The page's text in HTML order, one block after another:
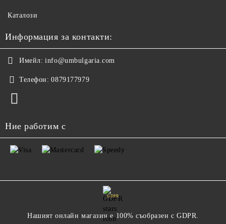
Каталози
Информация за контакти:
Имейл: info@umbulgaria.com
Телефон: 0879177979
Ние работим с
GDPR
Нашият онлайн магазин е 100% съобразен с GDPR.